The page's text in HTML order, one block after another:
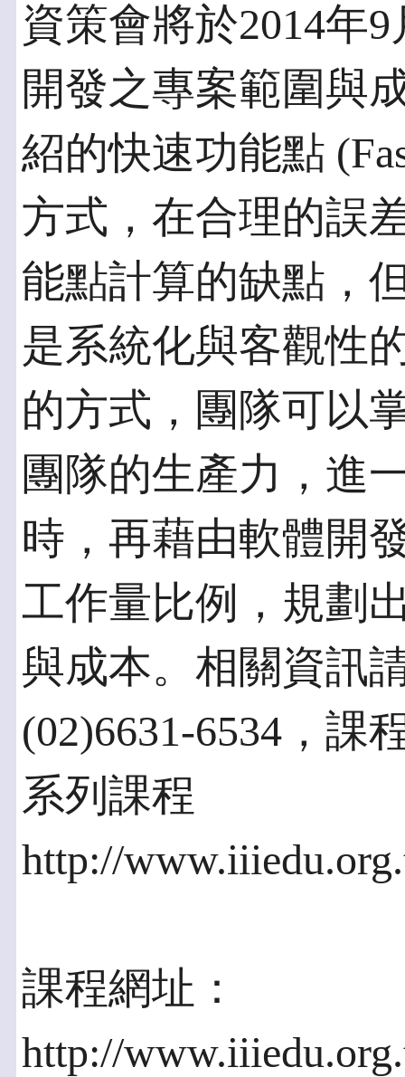
資策會將於2014年
開發之專案範圍與
紹的快速功能點
方式，在合理的誤
能點計算的缺點，
是系統化與客觀性
的方式，團隊可以
團隊的生產力，進
時，再藉由軟體開
工作量比例，規劃
與成本。相關資訊
(02)6631-6534，課
系列課程
http://
課程網址：
http://